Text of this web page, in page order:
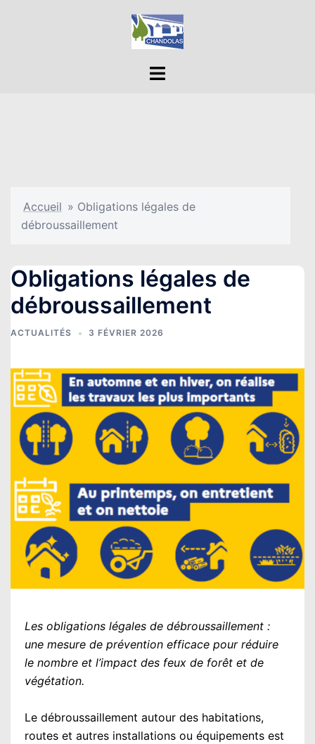
Ouvrir/fermer
Accueil » Obligations légales de
débroussaillement
Obligations légales de
débroussaillement
ACTUALITÉS 3 FÉVRIER 2026
Les obligations légales de débroussaillement :
une mesure de prévention efficace pour réduire
le nombre et l’impact des feux de forêt et de
végétation.
Le débroussaillement autour des habitations,
routes et autres installations ou équipements est